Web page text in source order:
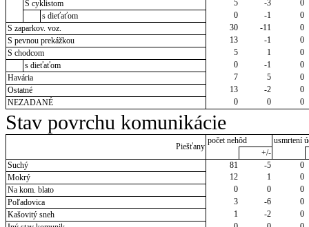
S cyklistom 5 -3
0
s dieťaťom
0 -1
0
S zaparkov. voz.
30 -11
0
S pevnou prekážkou
13 -1
0
S chodcom
5 1
0
s dieťaťom
0 -1
0
Havária
7 5
0
Ostatné
13 -2
0
NEZADANÉ
0 0 0
Stav povrchu komunikácie
Piešťany
počet nehôd
usmrtení
+/-
Suchý
81 -5
0
Mokrý
12 1
0
Na kom. blato
0 0
0
Poľadovica
3 -6
0
Kašovitý sneh
1 -2
0